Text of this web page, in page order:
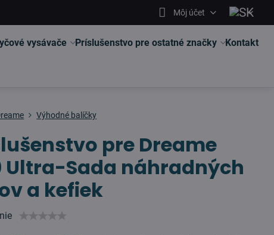
Môj účet
vysávače Príslušenstvo pre ostatné značky Kontakt
Výhodné balíčky
pre Dreame
Ultra-Sada náhradných
a kefiek